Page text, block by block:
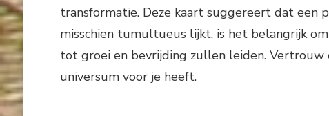
transformatie. Deze kaart suggereert dat een
misschien tumultueus lijkt, is het belangrijk
tot groei en bevrijding zullen leiden. Vertrouw
universum voor je heeft.